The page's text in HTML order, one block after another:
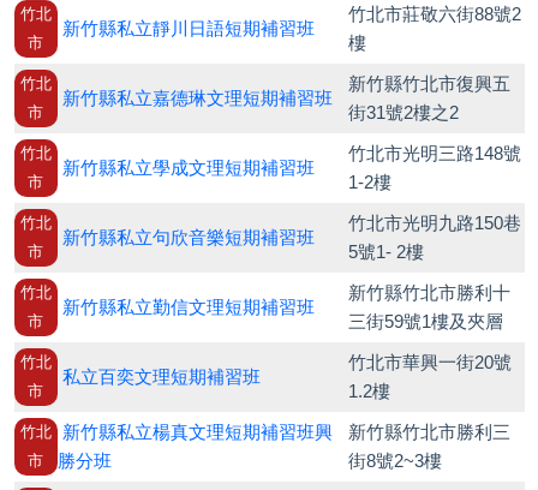
竹北
市
新竹縣私立靜川日語短期補習班
竹北市莊敬六街88號2
樓
竹北
市
新竹縣私立嘉德琳文理短期補習班
新竹縣竹北市復興五
街31號2樓之2
竹北
市
新竹縣私立學成文理短期補習班
竹北市光明三路148號
1-2樓
竹北
市
新竹縣私立句欣音樂短期補習班
竹北市光明九路150巷
5號1- 2樓
竹北
市
新竹縣私立勤信文理短期補習班
新竹縣竹北市勝利十
三街59號1樓及夾層
竹北
市
私立百奕文理短期補習班
竹北市華興一街20號
1.2樓
竹北
市
新竹縣私立楊真文理短期補習班興
勝分班
新竹縣竹北市勝利三
街8號2~3樓